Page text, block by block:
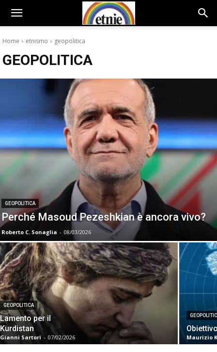
Home etnismo geopolitica
GEOPOLITICA
GEOPOLITICA
Perché Masoud Pezeshkian è ancora vivo?
Roberto C. Sonaglia - 08/03/2026
GEOPOLITICA
Lamento per il
Kurdistan
Gianni Sartori - 07/02/2026 Maurizio